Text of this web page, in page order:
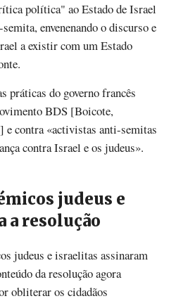
política" ao Estado de Israel
envenenando o discurso e
a existir com um Estado
práticas do governo francês
BDS [Boicote,
e contra «activistas anti-semitas
contra Israel e os judeus».
judeus e
a resolução
judeus e israelitas assinaram
da resolução agora
obliterar os cidadãos